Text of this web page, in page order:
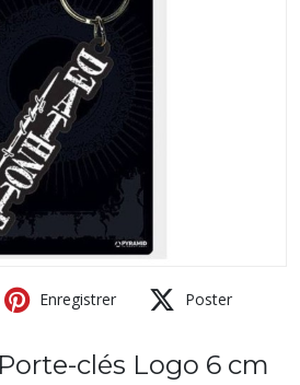
Enregistrer Poster
clés Logo 6 cm